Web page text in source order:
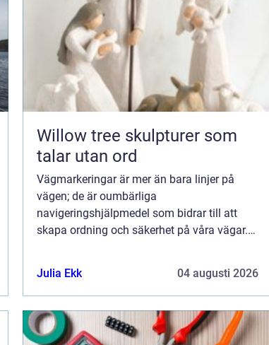
Willow tree skulpturer som
talar utan ord
Vägmarkeringar är mer än bara linjer på
vägen; de är oumbärliga
navigeringshjälpmedel som bidrar till att
skapa ordning och säkerhet på våra vägar.
Julia Ekk
04 augusti 2026